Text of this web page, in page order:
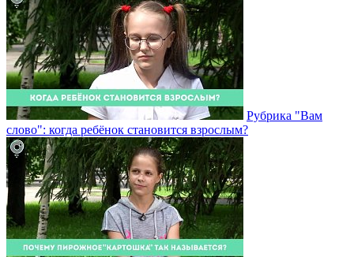
Рубрика "Вам
слово": когда ребёнок становится взрослым?